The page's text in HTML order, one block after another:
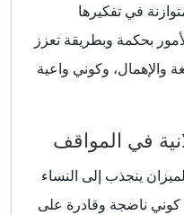
في تفكيرها
بحكمة وبطريقة تعزز
والإهمال، وكوني واعية
ينجذب إلى النساء
كوني ناضجة وقادرة على